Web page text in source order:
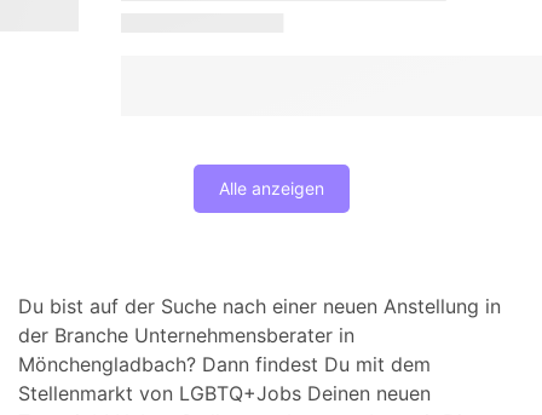
Alle anzeigen
Du bist auf der Suche nach einer neuen Anstellung in
der Branche Unternehmensberater in
Mönchengladbach? Dann findest Du mit dem
Stellenmarkt von LGBTQ+Jobs Deinen neuen